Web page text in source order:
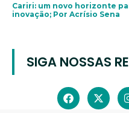
Cariri: um novo horizonte
inovação; Por Acrísio Sena
SIGA NOSSAS